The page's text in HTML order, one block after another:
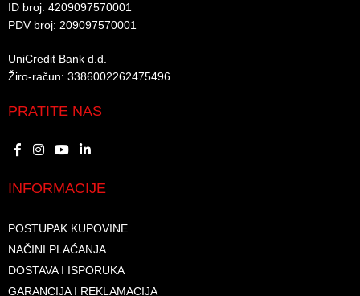
ID broj: 4209097570001​
PDV broj: 209097570001 ​
UniCredit Bank d.d.​
Žiro-račun: 3386002262475496​​
PRATITE NAS
INFORMACIJE
POSTUPAK KUPOVINE
NAČINI PLAĆANJA
DOSTAVA I ISPORUKA
GARANCIJA I REKLAMACIJA